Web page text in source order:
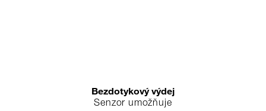
Bezdotykový výdej
Senzor umožňuje